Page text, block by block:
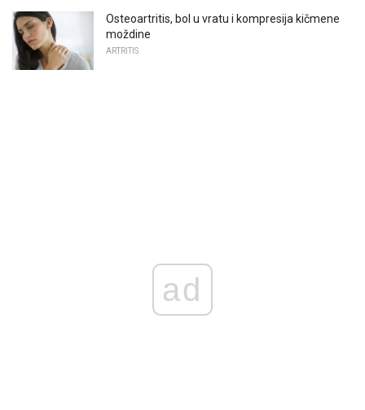
Osteoartritis, bol u vratu i kompresija kičmene
moždine
ARTRITIS
ad